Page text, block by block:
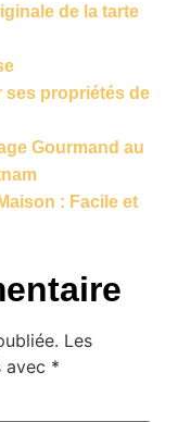
de la tarte
ses propriétés de
Gourmand au
: Facile et
Les
avec *